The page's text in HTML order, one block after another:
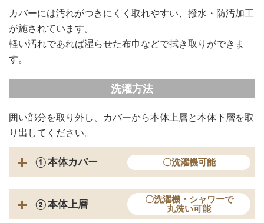
カバーには汚れがつきにくく取れやすい、撥水・防汚加工
が施されています。
軽い汚れであれば湿らせた布巾などで拭き取りができま
す。
洗濯方法
囲い部分を取り外し、カバーから本体上層と本体下層を取
り出してください。
①本体カバー 〇洗濯機可能
②本体上層
〇洗濯機・シャワーで
丸洗い可能